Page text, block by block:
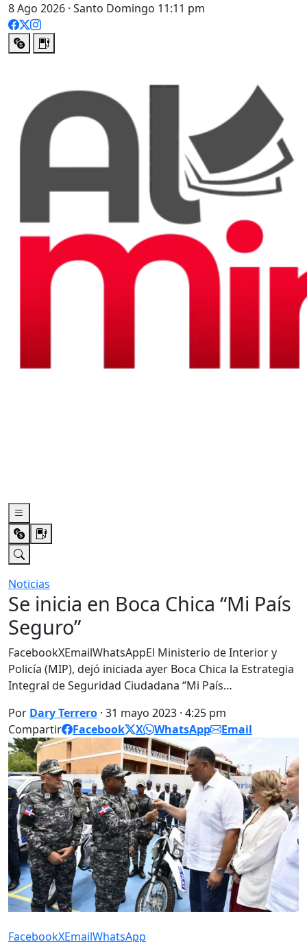
8 Ago 2026 · Santo Domingo 11:11 pm
Noticias
Se inicia en Boca Chica “Mi País
Seguro”
FacebookXEmailWhatsAppEl Ministerio de Interior y
Policía (MIP), dejó iniciada ayer Boca Chica la Estrategia
Integral de Seguridad Ciudadana ‘’Mi País…
Por Dary Terrero · 31 mayo 2023 · 4:25 pm
Compartir
Facebook X WhatsApp Email
FacebookXEmailWhatsApp